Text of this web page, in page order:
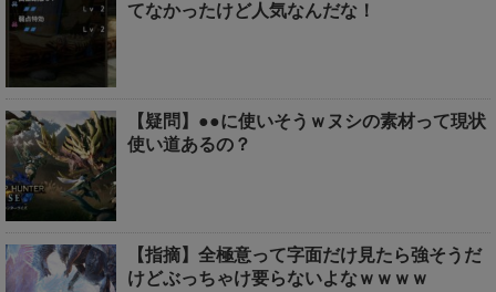
てなかったけど人気なんだな！
【疑問】●●に使いそうｗヌシの素材って現状
使い道あるの？
【指摘】全極意って字面だけ見たら強そうだ
けどぶっちゃけ要らないよなｗｗｗｗ